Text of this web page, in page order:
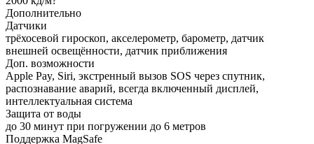
Дополнительно
Датчики
трёхосевой гироскоп, акселерометр, барометр, датчик
внешней освещённости, датчик приближения
Доп. возможности
Apple Pay, Siri, экстренный вызов SOS через спутник,
распознавание аварий, всегда включенный дисплей,
интеллектуальная система
Защита от воды
до 30 минут при погружении до 6 метров
Поддержка MagSafe